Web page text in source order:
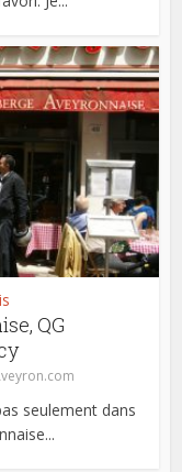
QG
seulement dans